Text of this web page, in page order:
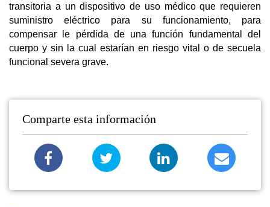
transitoria a un dispositivo de uso médico que requieren
suministro eléctrico para su funcionamiento, para
compensar le pérdida de una función fundamental del
cuerpo y sin la cual estarían en riesgo vital o de secuela
funcional severa grave.
Comparte esta información